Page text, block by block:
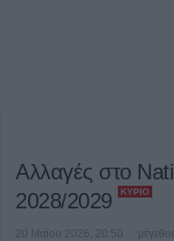
Αλλαγές στο
2028/2029
ΚΎΡΙΟ
20 Μαΐου 2026, 20:50